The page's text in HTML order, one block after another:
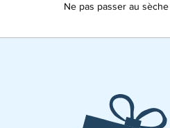
Ne pas passer au